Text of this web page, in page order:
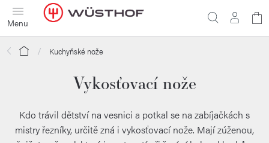
Přejít
na
obsah
Domů Kuchyňské nože
Vykosťovací nože
Kdo trávil dětství na vesnici a potkal se na zabíjačkách s
mistry řezníky, určitě zná i vykosťovací nože. Mají zúženou,